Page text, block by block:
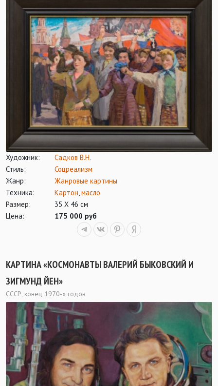
Художник:
Садков В.Н.
Стиль:
Соцреализм
Жанр:
Жанровые картины
Техника:
Картон,масло
Размер:
35 Х 46 см
Цена:
175 000 руб
КАРТИНА «КОСМОНАВТЫ ВАЛЕРИЙ БЫКОВСКИЙ И
ЗИГМУНД ЙЕН»
СССР, конец 1970-х годов